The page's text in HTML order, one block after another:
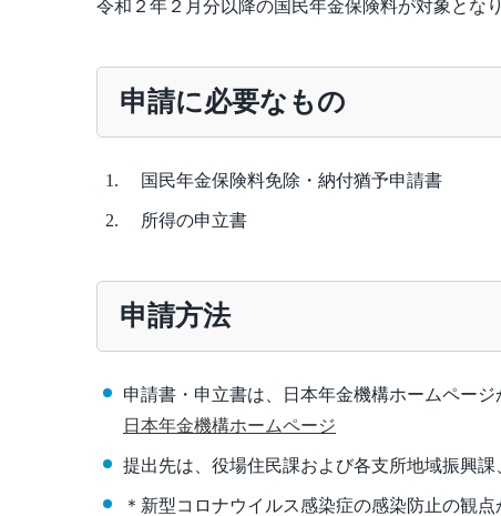
令和２年２月分以降の国民年金保険料が対象となり
申請に必要なもの
国民年金保険料免除・納付猶予申請書
所得の申立書
申請方法
申請書・申立書は、日本年金機構ホームペー
日本年金機構ホームページ
提出先は、役場住民課および各支所地域振興課
＊新型コロナウイルス感染症の感染防止の観